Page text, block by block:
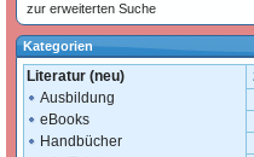
zur erweiterten Suche
Kategorien
Literatur (neu)
Ausbildung
eBooks
Handbücher